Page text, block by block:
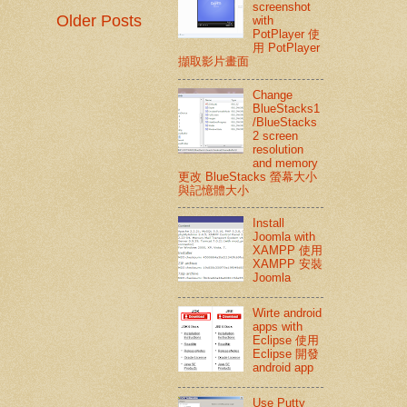
Older Posts
screenshot
with
PotPlayer 使
用 PotPlayer
擷取影片畫面
Change
BlueStacks1
/BlueStacks
2 screen
resolution
and memory
更改 BlueStacks 螢幕大小
與記憶體大小
Install
Joomla with
XAMPP 使用
XAMPP 安裝
Joomla
Wirte android
apps with
Eclipse 使用
Eclipse 開發
android app
Use Putty